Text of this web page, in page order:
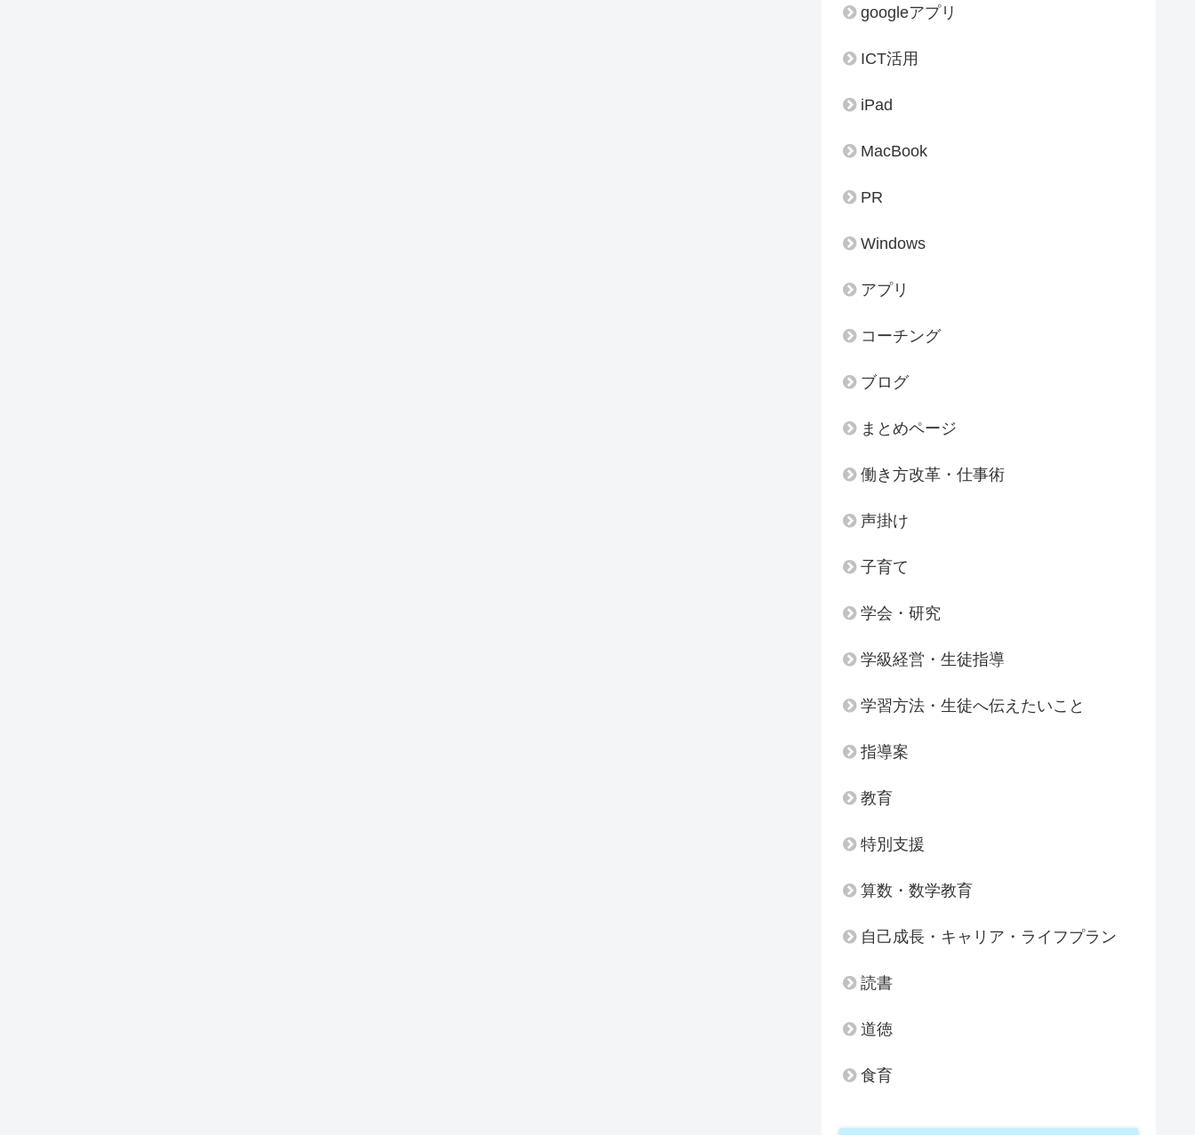
googleアプリ
ICT活用
iPad
MacBook
PR
Windows
アプリ
コーチング
ブログ
まとめページ
働き方改革・仕事術
声掛け
子育て
学会・研究
学級経営・生徒指導
学習方法・生徒へ伝えたいこと
指導案
教育
特別支援
算数・数学教育
自己成長・キャリア・ライフプラン
読書
道徳
食育